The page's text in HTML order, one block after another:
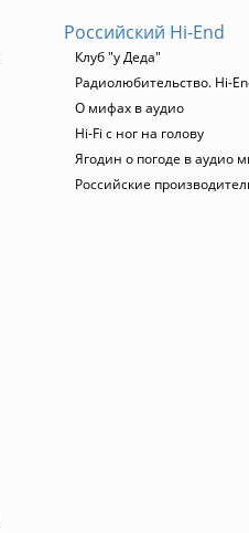
Российский Hi-End
Клуб "у Деда"
Радиолюбительство. Hi-
О мифах в аудио
Hi-Fi с ног на голову
Ягодин о погоде в аудио
Российские